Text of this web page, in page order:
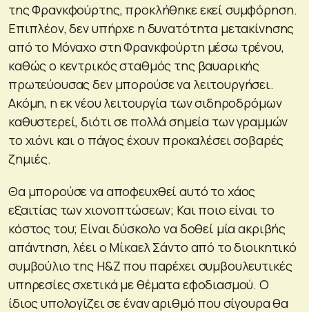
της Φρανκφούρτης, προκλήθηκε εκεί συμφόρηση.
Επιπλέον, δεν υπήρχε η δυνατότητα μετακίνησης
από το Μόναχο στη Φρανκφούρτη μέσω τρένου,
καθώς ο κεντρικός σταθμός της βαυαρικής
πρωτεύουσας δεν μπορούσε να λειτουργήσει.
Ακόμη, η εκ νέου λειτουργία των σιδηροδρόμων
καθυστερεί, διότι σε πολλά σημεία των γραμμών
το χιόνι και ο πάγος έχουν προκαλέσει σοβαρές
ζημιές.
Θα μπορούσε να αποφευχθεί αυτό το χάος
εξαιτίας των χιονοπτώσεων; Και ποιο είναι το
κόστος του; Είναι δύσκολο να δοθεί μία ακριβής
απάντηση, λέει ο Μίκαελ Σάντο από το διοικητικό
συμβούλιο της H&Z που παρέχει συμβουλευτικές
υπηρεσίες σχετικά με θέματα εφοδιασμού. Ο
ίδιος υπολογίζει σε έναν αριθμό που σίγουρα θα